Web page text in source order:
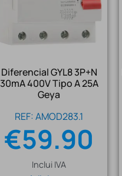
Diferencial GYL8 3P+N
30mA 400V Tipo A 25A
Geya
REF: AMOD283.1
€59.90
Inclui IVA